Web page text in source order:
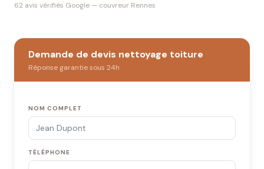
62 avis vérifiés Google — couvreur Rennes
Demande de devis nettoyage toiture
Réponse garantie sous 24h
NOM COMPLET
TÉLÉPHONE